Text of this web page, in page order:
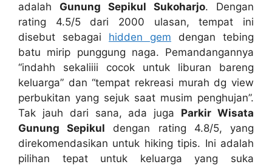
adalah Gunung Sepikul Sukoharjo. Dengan
rating 4.5/5 dari 2000 ulasan, tempat ini
disebut sebagai hidden gem dengan tebing
batu mirip punggung naga. Pemandangannya
“indahh sekaliiii cocok untuk liburan bareng
keluarga” dan “tempat rekreasi murah dg view
perbukitan yang sejuk saat musim penghujan”.
Tak jauh dari sana, ada juga Parkir Wisata
Gunung Sepikul dengan rating 4.8/5, yang
direkomendasikan untuk hiking tipis. Ini adalah
pilihan tepat untuk keluarga yang suka